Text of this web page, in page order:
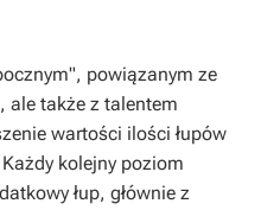
powiązanym ze
ale także z talentem
wartości ilości łupów
kolejny poziom
łup, głównie z